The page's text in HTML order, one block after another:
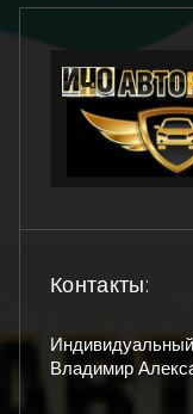
Контакты:
Владимир